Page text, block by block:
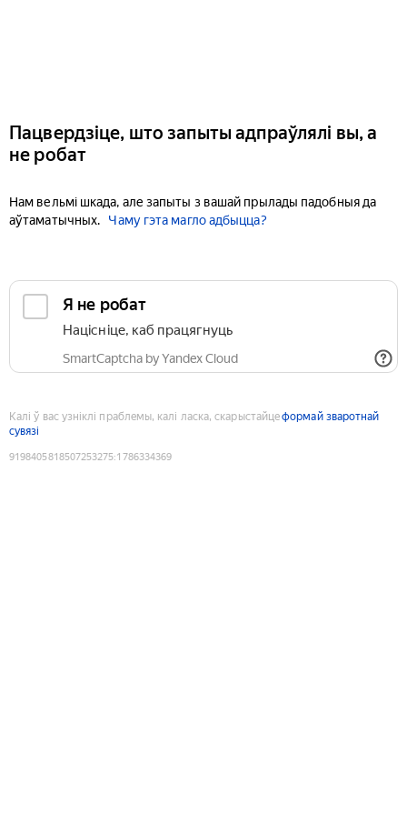
Пацвердзіце, што запыты адпраўлялі вы, а
не робат
Нам вельмі шкада, але запыты з вашай прылады падобныя да
аўтаматычных.
Чаму гэта магло адбыцца?
Я не робат
Націсніце, каб працягнуць
SmartCaptcha by Yandex Cloud
Калі ў вас узніклі праблемы, калі ласка, скарыстайцеформай зваротнай
сувязі
9198405818507253275:1786334369